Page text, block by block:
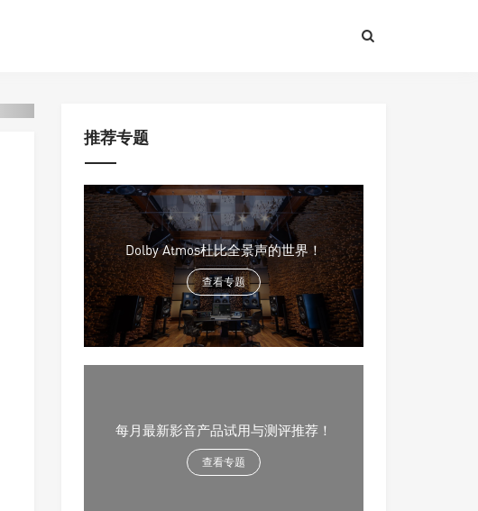
推荐专题
Dolby Atmos杜比全景声的世界！
查看专题
每月最新影音产品试用与测评推荐！
查看专题